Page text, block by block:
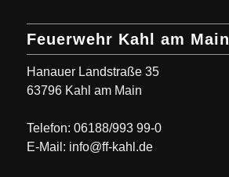
Feuerwehr Kahl am Main
Hanauer Landstraße 35
63796 Kahl am Main
Telefon: 06188/993 99-0
E-Mail: info@ff-kahl.de